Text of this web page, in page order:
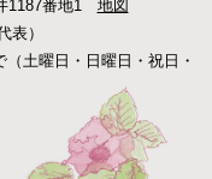
1187番地1 地図
表）
土曜日・日曜日・祝日・